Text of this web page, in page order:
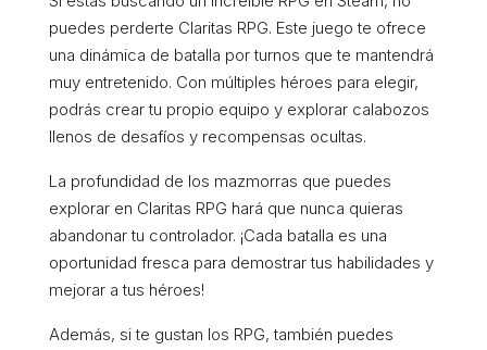
puedes perderte Claritas RPG. Este juego te ofrece
una dinámica de batalla por turnos que te mantendrá
muy entretenido. Con múltiples héroes para elegir,
podrás crear tu propio equipo y explorar calabozos
llenos de desafíos y recompensas ocultas.
La profundidad de los mazmorras que puedes
explorar en Claritas RPG hará que nunca quieras
abandonar tu controlador. ¡Cada batalla es una
oportunidad fresca para demostrar tus habilidades y
mejorar a tus héroes!
Además, si te gustan los RPG, también puedes